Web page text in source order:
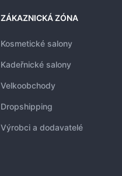
ZÁKAZNICKÁ ZÓNA
Kosmetické salony
Kadeřnické salony
Velkoobchody
Dropshipping
Výrobci a dodavatelé